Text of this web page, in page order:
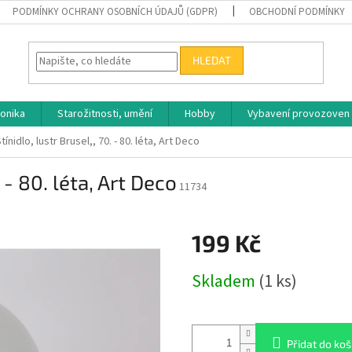
PODMÍNKY OCHRANY OSOBNÍCH ÚDAJŮ (GDPR) OBCHODNÍ PODMÍNKY
HLEDAT
Starožitnosti, umění Hobby Vybavení provozoven
lustr Brusel,, 70. - 80. léta, Art Deco
80. léta, Art Deco 11734
199 Kč
cena:
Skladem (1 ks)
Přidat do